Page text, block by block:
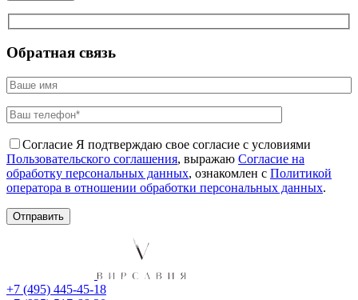
Обратная связь
Согласие Я подтверждаю свое согласие с условиями
Пользовательского соглашения, выражаю Согласие на
обработку персональных данных, ознакомлен с Политикой
оператора в отношении обработки персональных данных.
+7 (495) 445-45-18